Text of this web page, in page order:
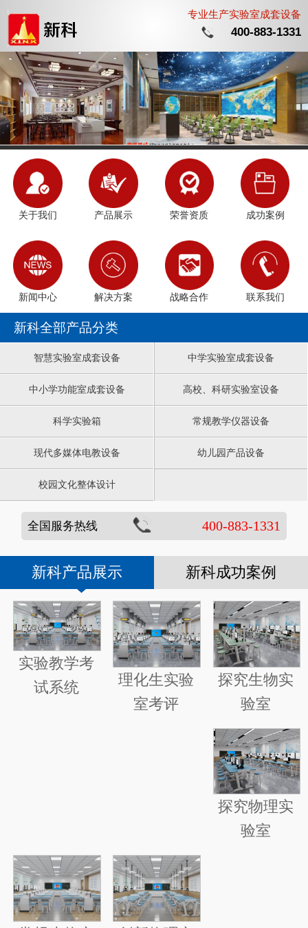
专业生产实验室成套设备
400-883-1331
关于我们 产品展示 荣誉资质 成功案例
新闻中心 解决方案 战略合作 联系我们
新科全部产品分类
智慧实验室成套设备 中学实验室成套设备
中小学功能室成套设备 高校、科研实验室设备
科学实验箱 常规教学仪器设备
现代多媒体电教设备 幼儿园产品设备
校园文化整体设计
全国服务热线 400-883-1331
新科产品展示 新科成功案例
实验教学考
试系统
理化生实验
室考评
探究生物实
验室
探究物理实
验室